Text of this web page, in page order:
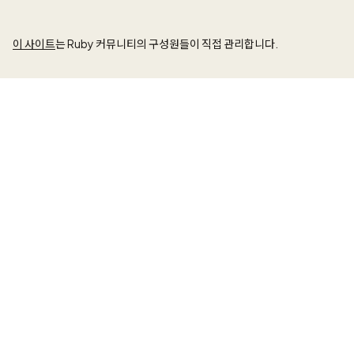
이 사이트는 Ruby 커뮤니티의 구성원들이 직접 관리합니다.